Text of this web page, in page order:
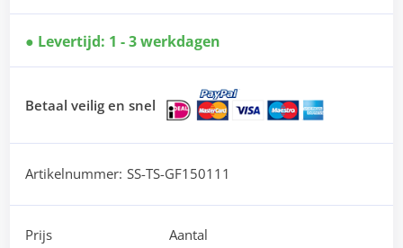
Levertijd: 1 - 3 werkdagen
Betaal veilig en snel
Artikelnummer: SS-TS-GF150111
Prijs
Aantal